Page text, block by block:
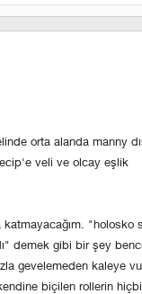
orta alanda manny
veli ve olcay eşlik
"holosko
demek gibi bir şey
gevelemeden kaleye
biçilen rollerin